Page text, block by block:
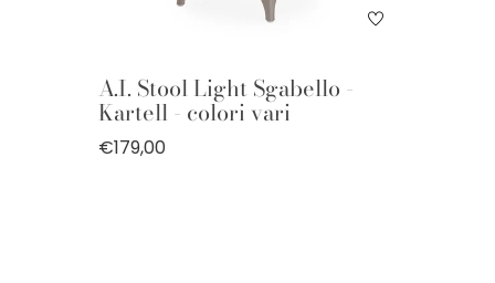
A.I. Stool Light Sgabello -
Kartell - colori vari
€179,00